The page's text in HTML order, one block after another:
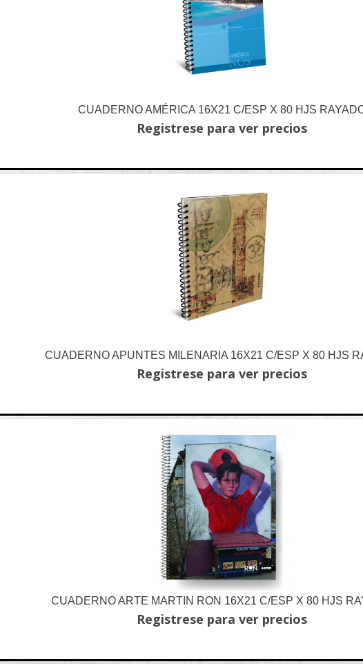
CUADERNO AMÉRICA 16X21 C/ESP X 80 HJS
Registrese para ver precios
CUADERNO APUNTES MILENARIA 16X21 C/ESP X 80 HJS
Registrese para ver precios
CUADERNO ARTE MARTIN RON 16X21 C/ESP X 80 HJS
Registrese para ver precios